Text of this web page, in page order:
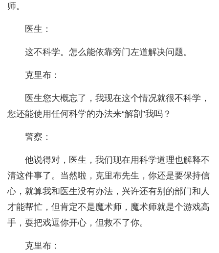
师。
医生：
这不科学。怎么能依靠旁门左道解决问题。
克里布：
医生您大概忘了，我现在这个情况就很不科学，
您还能使用任何科学的办法来“解剖”我吗？
警察：
他说得对，医生，我们现在用科学道理也解释不
清这件事了。当然啦，克里布先生，你还是要保持信
心，就算我和医生没有办法，兴许还有别的部门和人
才能帮忙，但肯定不是魔术师，魔术师就是个游戏高
手，耍把戏逗你开心，但救不了你。
克里布：